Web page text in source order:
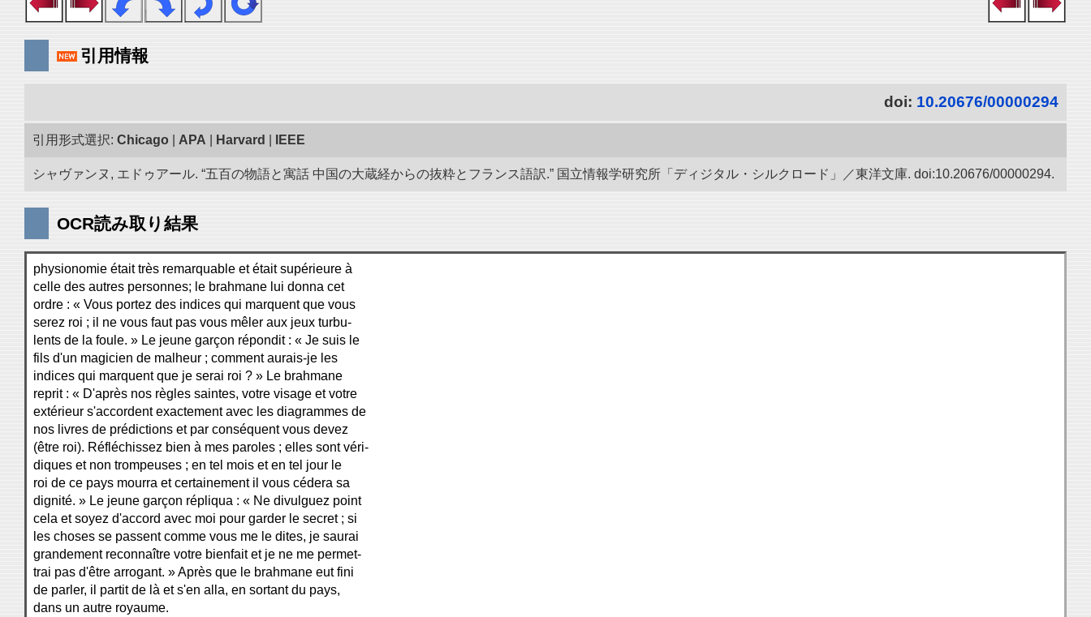
引用情報
doi: 10.20676/00000294
引用形式選択: Chicago APA Harvard IEEE
シャヴァンヌ, エドゥアール. “五百の物語と寓話 中国の大蔵経からの抜粋とフランス語訳.” 国立情報学研究所「ディジタル・シルクロード」／東洋文庫. doi:10.20676/00000294.
OCR読み取り結果
physionomie était très remarquable et était supérieure à
celle des autres personnes; le brahmane lui donna cet
ordre : « Vous portez des indices qui marquent que vous
serez roi ; il ne vous faut pas vous mêler aux jeux turbu-
lents de la foule. » Le jeune garçon répondit : « Je suis le
fils d'un magicien de malheur ; comment aurais-je les
indices qui marquent que je serai roi ? » Le brahmane
reprit : « D'après nos règles saintes, votre visage et votre
extérieur s'accordent exactement avec les diagrammes de
nos livres de prédictions et par conséquent vous devez
(être roi). Réfléchissez bien à mes paroles ; elles sont véri-
diques et non trompeuses ; en tel mois et en tel jour le
roi de ce pays mourra et certainement il vous cédera sa
dignité. » Le jeune garçon répliqua : « Ne divulguez point
cela et soyez d'accord avec moi pour garder le secret ; si
les choses se passent comme vous me le dites, je saurai
grandement reconnaître votre bienfait et je ne me permet-
trai pas d'être arrogant. » Après que le brahmane eut fini
de parler, il partit de là et s'en alla, en sortant du pays,
dans un autre royaume.